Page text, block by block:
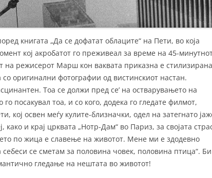
книгата „Да се дофатат облаците“ на Пети, во која
кој акробатот го преживеал за време на 45-
на режисерот Марш кон ваквата приказна е стилизирана
оригинални фотографии од вистинскиот настан.
Тоа се должи пред се’ на остварувањето на
го посакувал тоа, и со кого, додека го гледате филмот,
кој освен меѓу кулите-близначки, одел на затегнато
како и крај црквата „Нотр-Дам“ во Париз, за својата
по жица е славење на животот. Мене ми е здодевно
себеси се сметам за половина човек, половина птица“. Би
гледање на нештата во животот!